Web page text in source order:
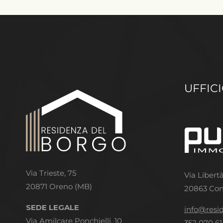
Via Trieste, 75
20871 Oreno (MB)
SEDE LEGALE
Via Amilcare Ponchielli, 10
Via
20863